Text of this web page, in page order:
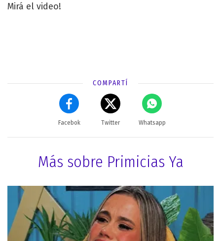
Mirá el video!
COMPARTÍ
Facebok Twitter Whatsapp
Más sobre Primicias Ya